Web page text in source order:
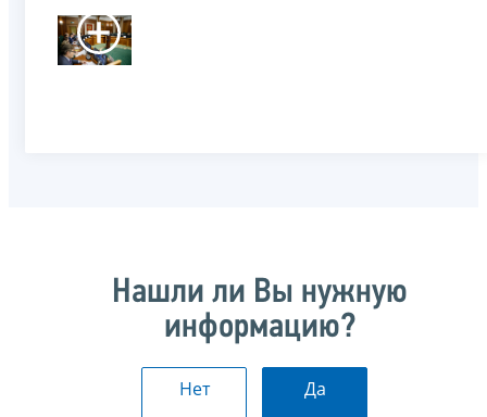
Нашли ли Вы нужную
информацию?
Нет Да